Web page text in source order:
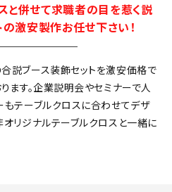
と併せて求職者の目を惹く説
激安製作お任せ下さい！
説ブース装飾セットを激安価格で
ます。企業説明会やセミナーで人
テーブルクロスに合わせてデザ
リジナルテーブルクロスと一緒に